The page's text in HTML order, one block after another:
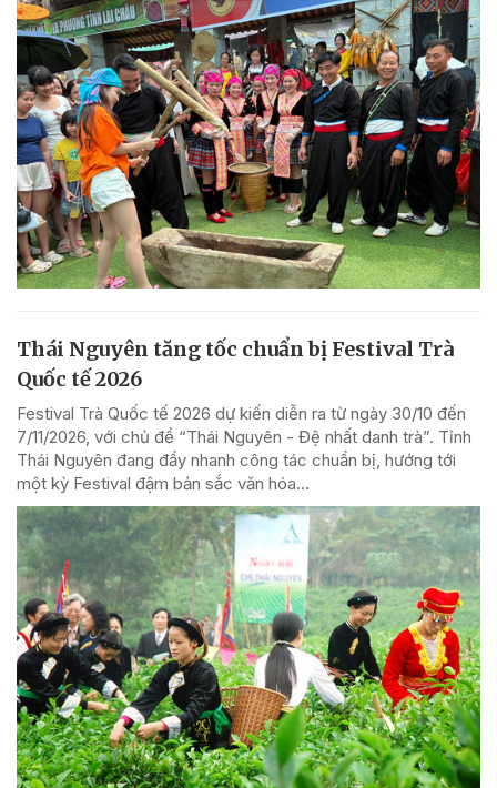
Thái Nguyên tăng tốc chuẩn bị Festival Trà
Quốc tế 2026
Festival Trà Quốc tế 2026 dự kiến diễn ra từ ngày 30/10 đến
7/11/2026, với chủ đề “Thái Nguyên - Đệ nhất danh trà”. Tỉnh
Thái Nguyên đang đẩy nhanh công tác chuẩn bị, hướng tới
một kỳ Festival đậm bản sắc văn hóa...